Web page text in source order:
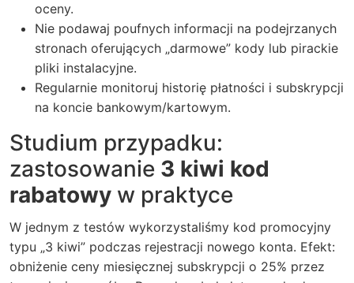
oceny.
Nie podawaj poufnych informacji na podejrzanych
stronach oferujących „darmowe” kody lub pirackie
pliki instalacyjne.
Regularnie monitoruj historię płatności i subskrypcji
na koncie bankowym/kartowym.
Studium przypadku:
zastosowanie 3 kiwi kod
rabatowy w praktyce
W jednym z testów wykorzystaliśmy kod promocyjny
typu „3 kiwi” podczas rejestracji nowego konta. Efekt:
obniżenie ceny miesięcznej subskrypcji o 25% przez